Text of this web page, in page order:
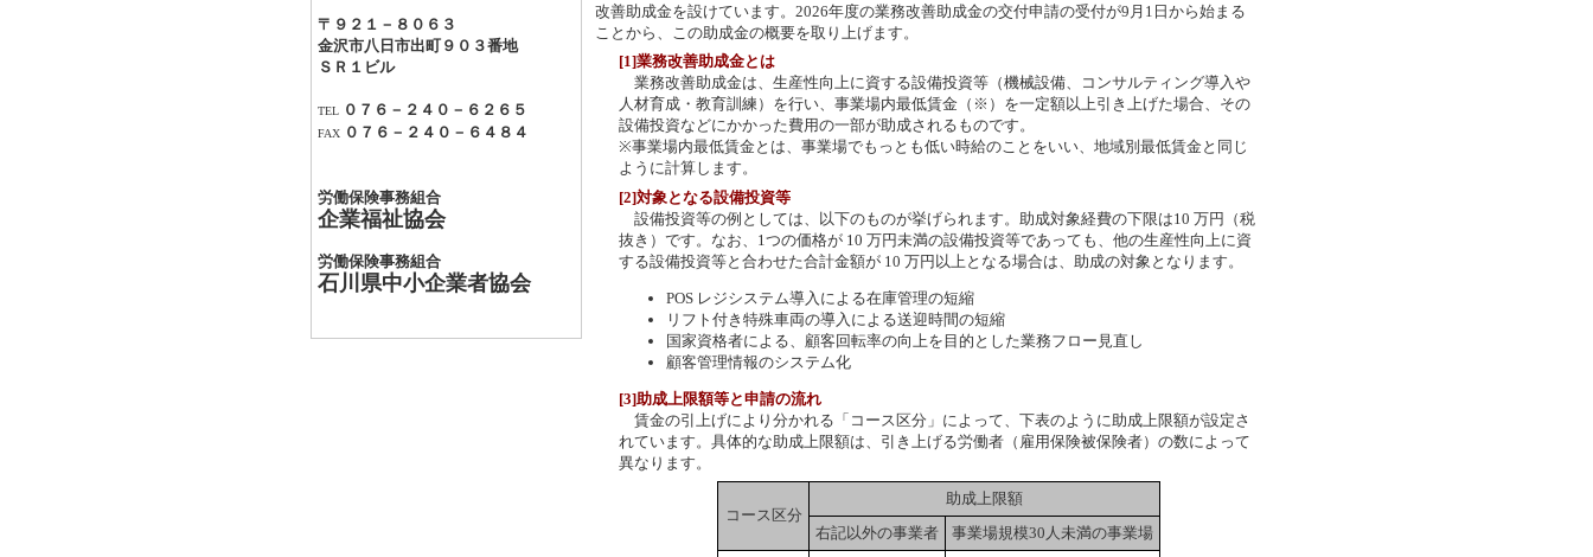
改善助成金を設けています。2026年度の業務改善助成金の交付申請の受付が9月1日から始まる
ことから、この助成金の概要を取り上げます。
[1]業務改善助成金とは
業務改善助成金は、生産性向上に資する設備投資等（機械設備、コンサルティング導入や
人材育成・教育訓練）を行い、事業場内最低賃金（※）を一定額以上引き上げた場合、その
設備投資などにかかった費用の一部が助成されるものです。
※事業場内最低賃金とは、事業場でもっとも低い時給のことをいい、地域別最低賃金と同じ
ように計算します。
[2]対象となる設備投資等
設備投資等の例としては、以下のものが挙げられます。助成対象経費の下限は10 万円（税
抜き）です。なお、1つの価格が 10 万円未満の設備投資等であっても、他の生産性向上に資
する設備投資等と合わせた合計金額が 10 万円以上となる場合は、助成の対象となります。
POS レジシステム導入による在庫管理の短縮
リフト付き特殊車両の導入による送迎時間の短縮
国家資格者による、顧客回転率の向上を目的とした業務フロー見直し
顧客管理情報のシステム化
[3]助成上限額等と申請の流れ
賃金の引上げにより分かれる「コース区分」によって、下表のように助成上限額が設定さ
れています。具体的な助成上限額は、引き上げる労働者（雇用保険被保険者）の数によって
異なります。
コース区分
助成上限額
右記以外の事業者
事業場規模30人未満の事業場
〒９２１－８０６３
金沢市八日市出町９０３番地
ＳＲ１ビル
TEL ０７６－２４０－６２６５
FAX ０７６－２４０－６４８４
労働保険事務組合
企業福祉協会
労働保険事務組合
石川県中小企業者協会